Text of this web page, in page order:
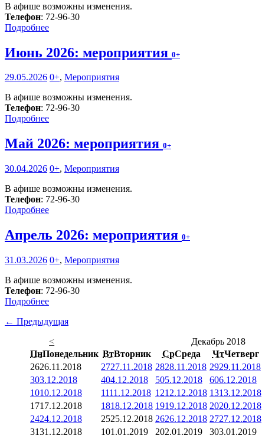
В афише возможны изменения.
Телефон: 72-96-30
Подробнее
Июнь 2026: мероприятия 0+
29.05.2026 0+, Мероприятия
В афише возможны изменения.
Телефон: 72-96-30
Подробнее
Май 2026: мероприятия 0+
30.04.2026 0+, Мероприятия
В афише возможны изменения.
Телефон: 72-96-30
Подробнее
Апрель 2026: мероприятия 0+
31.03.2026 0+, Мероприятия
В афише возможны изменения.
Телефон: 72-96-30
Подробнее
← Предыдущая
<
Декабрь 2018
ПнПонедельник ВтВторник СрСреда ЧтЧетверг
2626.11.2018 2727.11.2018 2828.11.2018 2929.11.2018
303.12.2018 404.12.2018 505.12.2018 606.12.2018
1010.12.2018 1111.12.2018 1212.12.2018 1313.12.2018
1717.12.2018 1818.12.2018 1919.12.2018 2020.12.2018
2424.12.2018 2525.12.2018 2626.12.2018 2727.12.2018
3131.12.2018 101.01.2019 202.01.2019 303.01.2019